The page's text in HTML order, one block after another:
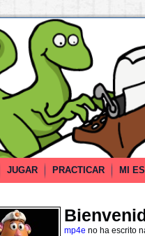
JUGAR PRACTICAR MI
mp4e no ha escrito